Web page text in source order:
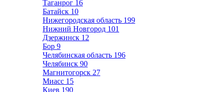
Таганрог 16
Батайск 10
Нижегородская область 199
Нижний Новгород 101
Дзержинск 12
Бор 9
Челябинская область 196
Челябинск 90
Магнитогорск 27
Миасс 15
Киев 190